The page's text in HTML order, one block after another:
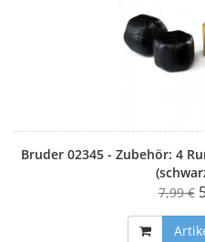
Bruder 02345 - Zubehör: 4
7,99 €